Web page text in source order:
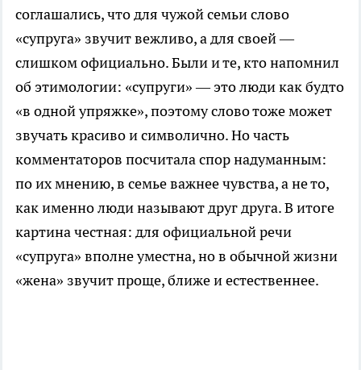
соглашались, что для чужой семьи слово
«супруга» звучит вежливо, а для своей —
слишком официально. Были и те, кто напомнил
об этимологии: «супруги» — это люди как будто
«в одной упряжке», поэтому слово тоже может
звучать красиво и символично. Но часть
комментаторов посчитала спор надуманным:
по их мнению, в семье важнее чувства, а не то,
как именно люди называют друг друга. В итоге
картина честная: для официальной речи
«супруга» вполне уместна, но в обычной жизни
«жена» звучит проще, ближе и естественнее.